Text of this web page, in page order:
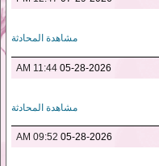
مشاهدة المحادثة
05-28-2026
11:44 AM
مشاهدة المحادثة
05-28-2026
09:52 AM